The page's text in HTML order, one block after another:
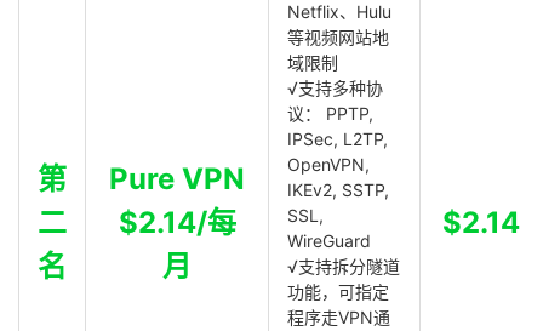
第
二
名
Pure VPN
$2.14/每
月
Netflix、Hulu
等视频网站地
域限制
√支持多种协
议： PPTP,
IPSec, L2TP,
OpenVPN,
IKEv2, SSTP,
SSL,
WireGuard
√支持拆分隧道
功能，可指定
程序走VPN通
$2.14